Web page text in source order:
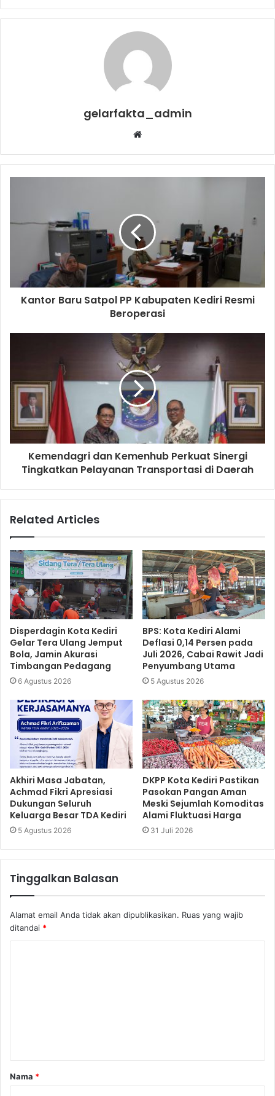
gelarfakta_admin
Website
Kantor Baru Satpol PP Kabupaten Kediri Resmi
Beroperasi
Kemendagri dan Kemenhub Perkuat Sinergi
Tingkatkan Pelayanan Transportasi di Daerah
Related Articles
Disperdagin Kota Kediri
Gelar Tera Ulang Jemput
Bola, Jamin Akurasi
Timbangan Pedagang
6 Agustus 2026
BPS: Kota Kediri Alami
Deflasi 0,14 Persen pada
Juli 2026, Cabai Rawit Jadi
Penyumbang Utama
5 Agustus 2026
Akhiri Masa Jabatan,
Achmad Fikri Apresiasi
Dukungan Seluruh
Keluarga Besar TDA Kediri
5 Agustus 2026
DKPP Kota Kediri Pastikan
Pasokan Pangan Aman
Meski Sejumlah Komoditas
Alami Fluktuasi Harga
31 Juli 2026
Tinggalkan Balasan
Alamat email Anda tidak akan dipublikasikan. Ruas yang wajib
ditandai *
a
r
Nama *